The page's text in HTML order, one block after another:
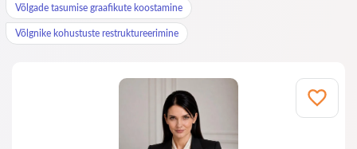
Võlgade tasumise graafikute koostamine
Võlgnike kohustuste restruktureerimine